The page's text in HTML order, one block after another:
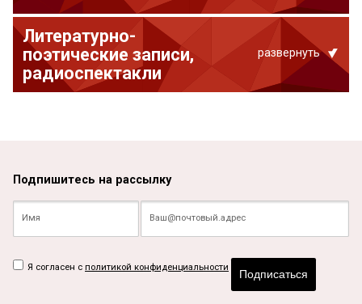
Литературно-
поэтические записи,
радиоспектакли
развернуть
Подпишитесь на рассылку
Я согласен с политикой конфиденциальности
Подписаться